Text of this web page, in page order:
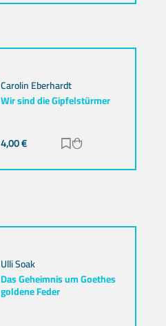
Carolin Eberhardt
Wir sind die Gipfelstürmer
4,00€ Zur Merkliste
Ulli Soak
Das Geheimnis um Goethes
goldene Feder